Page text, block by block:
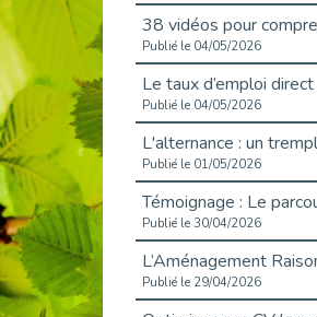
Publié le 04/05/2026
Publié le 04/05/2026
Publié le 01/05/2026
Publié le 30/04/2026
Publié le 29/04/2026